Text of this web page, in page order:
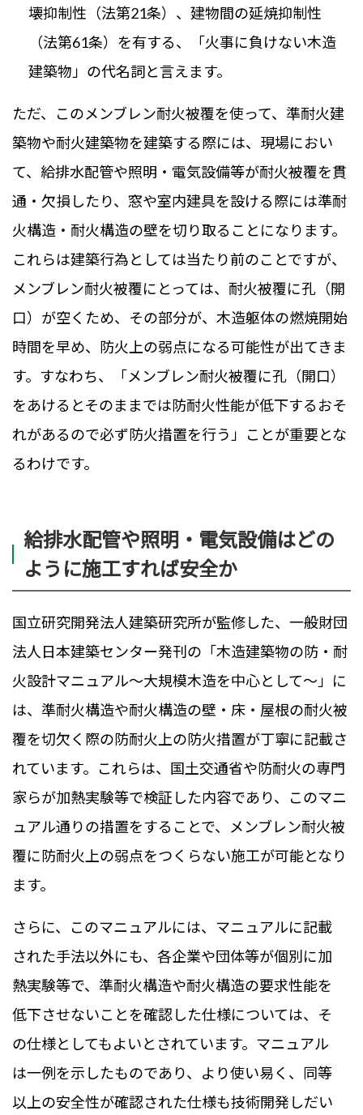
壊抑制性（法第21条）、建物間の延焼抑制性
（法第61条）を有する、「火事に負けない木造
建築物」の代名詞と言えます。
ただ、このメンブレン耐火被覆を使って、準耐火建
築物や耐火建築物を建築する際には、現場におい
て、給排水配管や照明・電気設備等が耐火被覆を貫
通・欠損したり、窓や室内建具を設ける際には準耐
火構造・耐火構造の壁を切り取ることになります。
これらは建築行為としては当たり前のことですが、
メンブレン耐火被覆にとっては、耐火被覆に孔（開
口）が空くため、その部分が、木造躯体の燃焼開始
時間を早め、防火上の弱点になる可能性が出てきま
す。すなわち、「メンブレン耐火被覆に孔（開口）
をあけるとそのままでは防耐火性能が低下するおそ
れがあるので必ず防火措置を行う」ことが重要とな
るわけです。
給排水配管や照明・電気設備はどの
ように施工すれば安全か
国立研究開発法人建築研究所が監修した、一般財団
法人日本建築センター発刊の「木造建築物の防・耐
火設計マニュアル〜大規模木造を中心として〜」に
は、準耐火構造や耐火構造の壁・床・屋根の耐火被
覆を切欠く際の防耐火上の防火措置が丁寧に記載さ
れています。これらは、国土交通省や防耐火の専門
家らが加熱実験等で検証した内容であり、このマニ
ュアル通りの措置をすることで、メンブレン耐火被
覆に防耐火上の弱点をつくらない施工が可能となり
ます。
さらに、このマニュアルには、マニュアルに記載
された手法以外にも、各企業や団体等が個別に加
熱実験等で、準耐火構造や耐火構造の要求性能を
低下させないことを確認した仕様については、そ
の仕様としてもよいとされています。マニュアル
は一例を示したものであり、より使い易く、同等
以上の安全性が確認された仕様も技術開発しだい